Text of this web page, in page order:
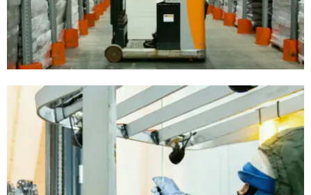
Armazéns Frigorificados
Armazéns Frigorificados